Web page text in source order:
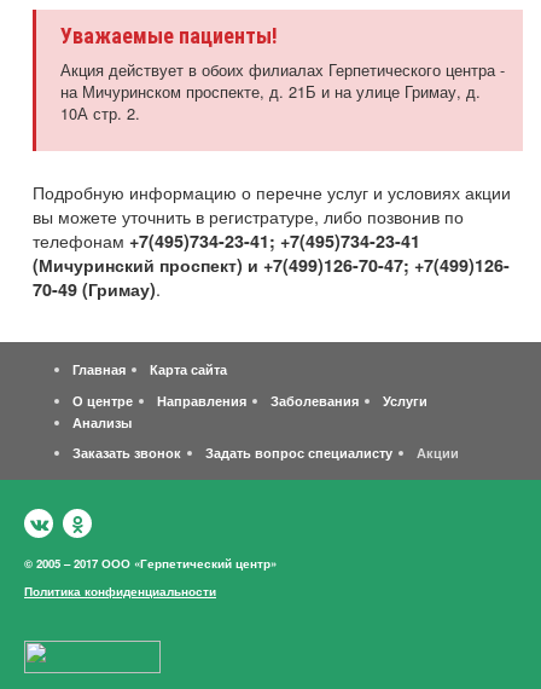
Уважаемые пациенты!
Акция действует в обоих филиалах Герпетического центра -
на Мичуринском проспекте, д. 21Б и на улице Гримау, д.
10А стр. 2.
Подробную информацию о перечне услуг и условиях акции
вы можете уточнить в регистратуре, либо позвонив по
телефонам +7(495)734-23-41; +7(495)734-23-41
(Мичуринский проспект) и +7(499)126-70-47; +7(499)126-
70-49 (Гримау).
Главная
Карта сайта
О центре
Направления Заболевания
Услуги
Анализы
Заказать звонок
Задать вопрос специалисту Акции
© 2005 – 2017 ООО «Герпетический центр»
Политика конфиденциальности